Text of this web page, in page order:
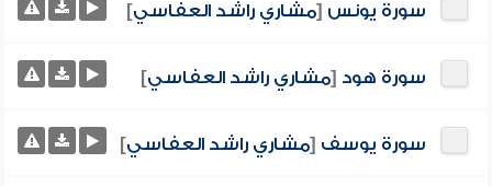
سورة يونس [مشاري راشد العفاسي]
سورة هود [مشاري راشد العفاسي]
سورة يوسف [مشاري راشد العفاسي]